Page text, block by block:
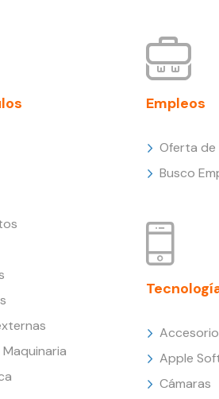
Empleos
Oferta de
Busco
Apple
Cámaras